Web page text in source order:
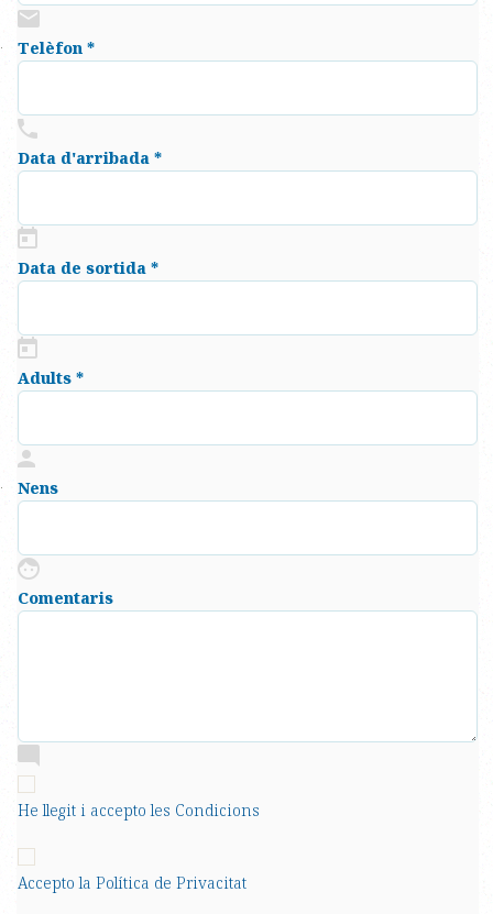
Telèfon *
Data d'arribada *
Data de sortida *
Adults *
Nens
Comentaris
He llegit i accepto les Condicions
Accepto la Política de Privacitat